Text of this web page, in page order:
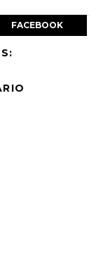
FACEBOOK